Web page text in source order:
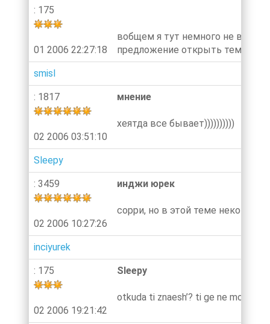
: 175
01 2006 22:27:18
вобщем я тут немного не в
предложение открыть тему: они
smisl
: 1817
02 2006 03:51:10
мнение
хеятда все бывает))))))))))
Sleepy
: 3459
02 2006 10:27:26
инджи юрек
сорри, но в этой теме некого
inciyurek
: 175
02 2006 19:21:42
Sleepy
otkuda ti znaesh’? ti ge ne mogesh